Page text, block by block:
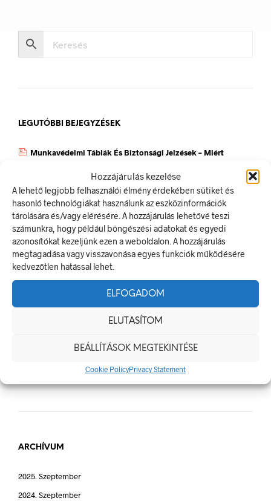
Hozzájárulás kezelése
A lehető legjobb felhasználói élmény érdekében sütiket és
hasonló technológiákat használunk az eszközinformációk
tárolására és/vagy elérésére. A hozzájárulás lehetővé teszi
számunkra, hogy például böngészési adatokat és egyedi
azonosítókat kezeljünk ezen a weboldalon. A hozzájárulás
megtagadása vagy visszavonása egyes funkciók működésére
kedvezőtlen hatással lehet.
ELFOGADOM
ELUTASÍTOM
BEÁLLÍTÁSOK MEGTEKINTÉSE
Cookie PolicyPrivacy Statement
LEGUTÓBBI BEJEGYZÉSEK
Munkavédelmi Táblák És Biztonsági Jelzések – Miért
Jól Láthatósági Mellény: Miért Fontos, Hogyan Válaszd Ki,
És Hogyan Teheted Egyedivé?
Céges Logóval Ellátott Pólók: Az Identitás És Csapatszellem
Megtestesítői
A Biztonságos Hulladékgazdálkodás: A Hulladékgyűjtő
Jelek Fontossága
A Munkavédelmi Rendelet És A Biztonsági Táblák: Az
Ellenőrzés És Tudatosság Fontossága
ARCHÍVUM
2025. Szeptember
2024. Szeptember